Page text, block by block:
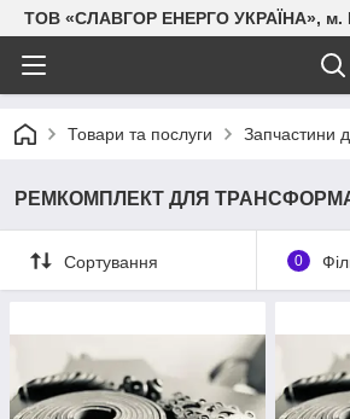
ТОВ «СЛАВГОР ЕНЕРГО УКРАЇНА», м.
Товари та послуги Запчастини
РЕМКОМПЛЕКТ ДЛЯ
Сортування 0